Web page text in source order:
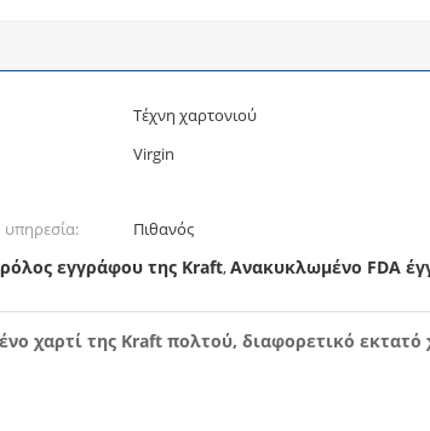
Τέχνη χαρτονιού
Virgin
Πιθανός
εγγράφου της Kraft,Ανακυκλωμένο FDA
χαρτί της Kraft πολτού, διαφορετικό εκτατό